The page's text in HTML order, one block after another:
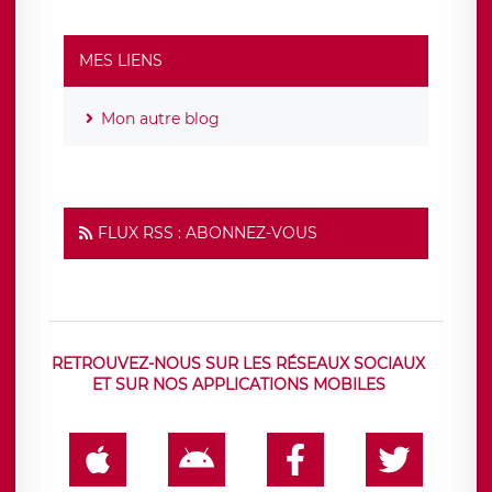
MES LIENS
Mon autre blog
FLUX RSS : ABONNEZ-VOUS
RETROUVEZ-NOUS SUR LES RÉSEAUX SOCIAUX
ET SUR NOS APPLICATIONS MOBILES